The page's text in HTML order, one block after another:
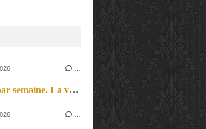
8 soirs par semaine. La vie d’artiste en tournée. Ses joies et ses galères.